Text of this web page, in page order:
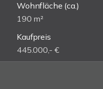
Wohnfläche (ca.)
190 m²
Kaufpreis
445.000,- €